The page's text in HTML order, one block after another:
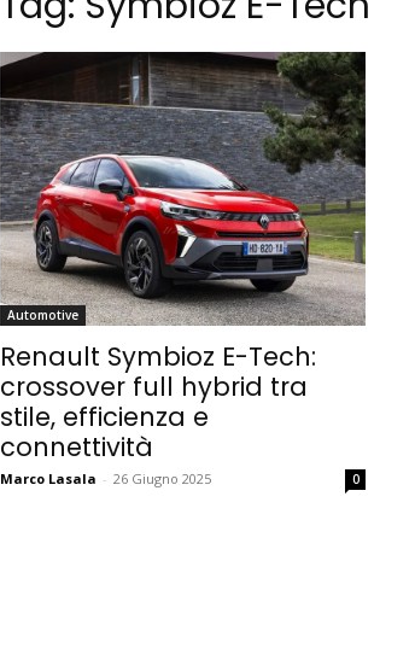
Automotive
Renault Symbioz E-Tech:
crossover full hybrid tra
stile, efficienza e
connettività
Marco Lasala - 26 Giugno 2025 0